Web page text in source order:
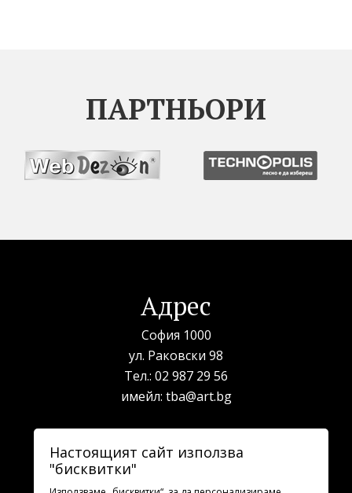
ПАРТНЬОРИ
Адрес
София 1000
ул. Раковски 98
Тел.: 02 987 29 56
имейл: tba@art.bg
Билетна каса
телефон:
Настоящият сайт използва
"бисквитки"